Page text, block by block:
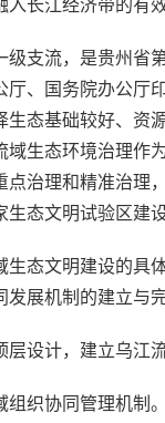
长江经济带的有效
级支流，是贵州省
厅、国务院办公厅
生态基础较好、资
域生态环境治理作
点治理和精准治理
生态文明试验区建
生态文明建设的具
展机制的建立与完
层设计，建立乌江
组织协同管理机制